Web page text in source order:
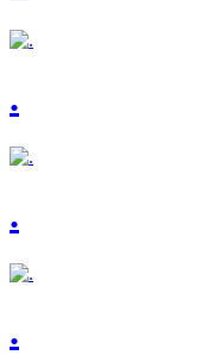
.
.
.